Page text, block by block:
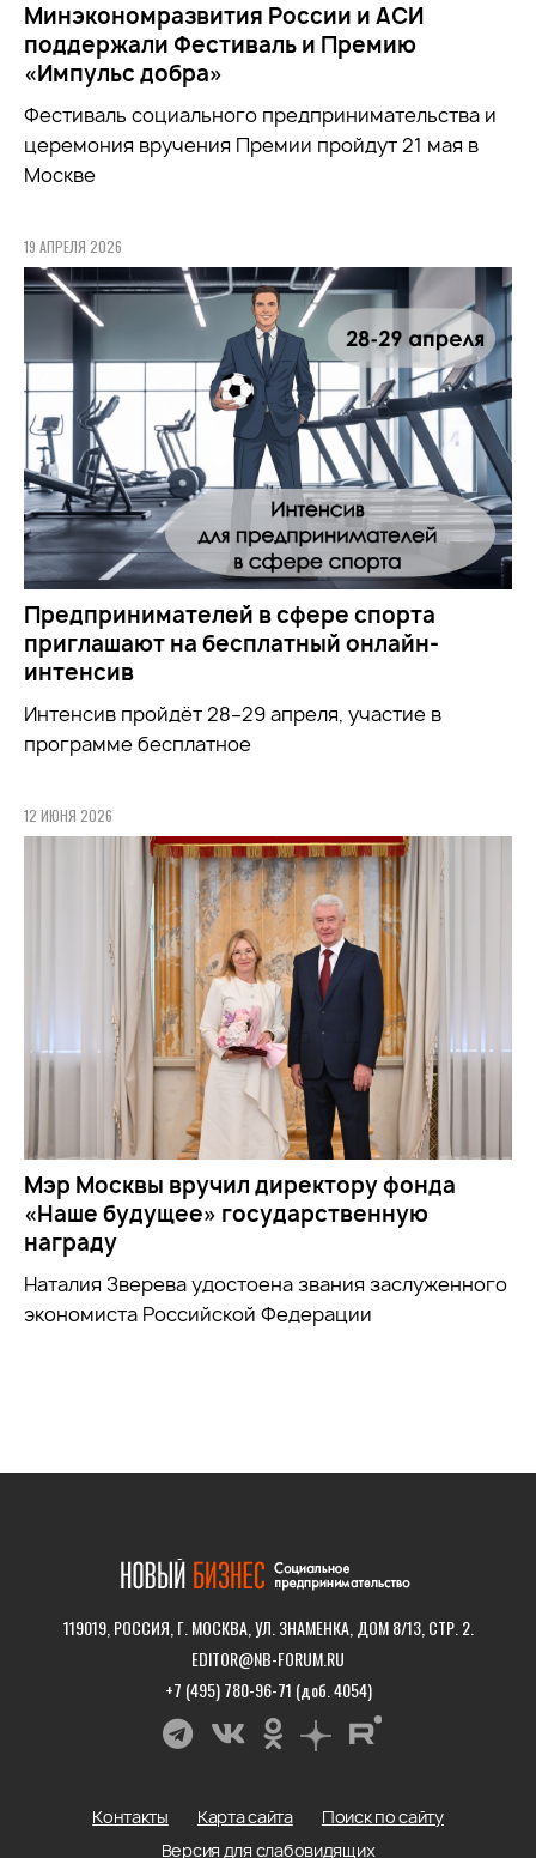
Минэкономразвития России и АСИ
поддержали Фестиваль и Премию
«Импульс добра»
Фестиваль социального предпринимательства и
церемония вручения Премии пройдут 21 мая в
Москве
19 АПРЕЛЯ 2026
Предпринимателей в сфере спорта
приглашают на бесплатный онлайн-
интенсив
Интенсив пройдёт 28–29 апреля, участие в
программе бесплатное
12 ИЮНЯ 2026
Мэр Москвы вручил директору фонда
«Наше будущее» государственную
награду
Наталия Зверева удостоена звания заслуженного
экономиста Российской Федерации
119019, РОССИЯ, Г. МОСКВА, УЛ. ЗНАМЕНКА, ДОМ 8/13, СТР. 2.
EDITOR@NB-FORUM.RU
+7 (495) 780-96-71 (доб. 4054)
Контакты Карта сайта
Поиск по сайту
Версия для слабовидящих